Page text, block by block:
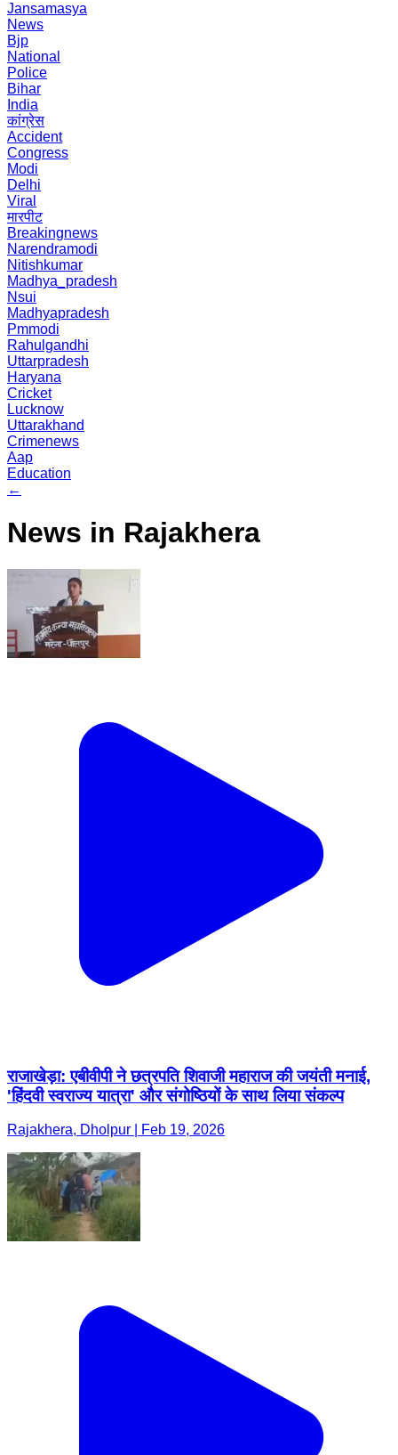
Jansamasya
News
Bjp
National
Police
Bihar
India
कांग्रेस
Accident
Congress
Modi
Delhi
Viral
मारपीट
Breakingnews
Narendramodi
Nitishkumar
Madhya_pradesh
Nsui
Madhyapradesh
Pmmodi
Rahulgandhi
Uttarpradesh
Haryana
Cricket
Lucknow
Uttarakhand
Crimenews
Aap
Education
←
News in Rajakhera
राजाखेड़ा: एबीवीपी ने छत्रपति शिवाजी महाराज की जयंती मनाई,
'हिंदवी स्वराज्य यात्रा' और संगोष्ठियों के साथ लिया संकल्प
Rajakhera, Dholpur | Feb 19, 2026